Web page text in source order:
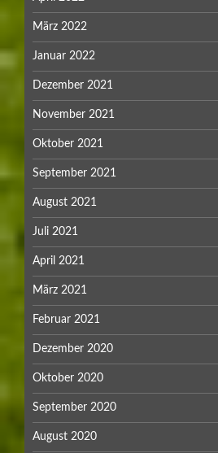
März 2022
Januar 2022
Dezember 2021
November 2021
Oktober 2021
September 2021
August 2021
Juli 2021
April 2021
März 2021
Februar 2021
Dezember 2020
Oktober 2020
September 2020
August 2020